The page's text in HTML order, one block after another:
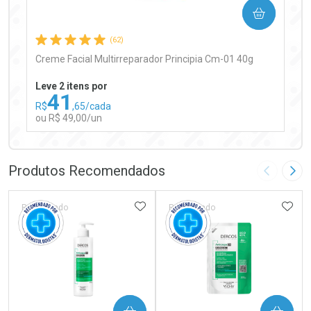
(62)
Creme Facial Multirreparador Principia Cm-01 40g
Leve 2 itens por
R$41 ,65/cada
ou R$ 49,00/un
COMPRAR
Laboratório
Ativar Desconto
Por Menos
Produtos Recomendados Imagem
Patrocinado ADICIONAR AOS FAVORITOS
Patrocinado